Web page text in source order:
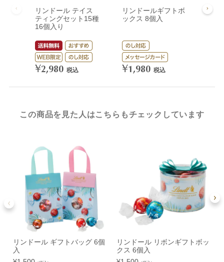
リンドール テイス
ティングセット15種
16個入り
¥2,980 税込
リンドールギフトボ
ックス 8個入
¥1,980 税込
リ
この商品を見た人はこちらもチェックしています
リンドール ギフトバッグ 6個
入
リンドール リボンギフトボッ
クス 6個入